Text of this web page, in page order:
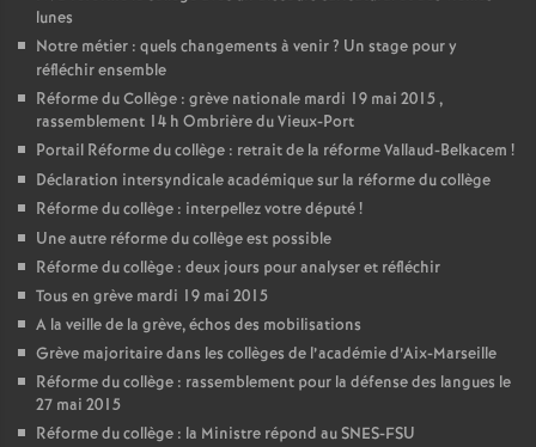
lunes
Notre métier : quels changements à venir? Un stage pour y
réfléchir ensemble
Réforme du Collège : grève nationale mardi 19 mai 2015 ,
rassemblement 14 h Ombrière du Vieux-Port
Portail Réforme du collège : retrait de la réforme Vallaud-Belkacem !
Déclaration intersyndicale académique sur la réforme du collège
Réforme du collège : interpellez votre député!
Une autre réforme du collège est possible
Réforme du collège : deux jours pour analyser et réfléchir
Tous en grève mardi 19 mai 2015
A la veille de la grève, échos des mobilisations
Grève majoritaire dans les collèges de l’académie d’Aix-Marseille
Réforme du collège : rassemblement pour la défense des langues le
27 mai 2015
Réforme du collège : la Ministre répond au SNES-FSU